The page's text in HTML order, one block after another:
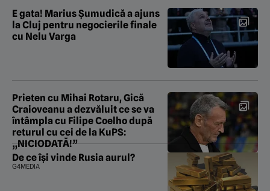
E gata! Marius Șumudică a ajuns
la Cluj pentru negocierile finale
cu Nelu Varga
Prieten cu Mihai Rotaru, Gică
Craioveanu a dezvăluit ce se va
întâmpla cu Filipe Coelho după
returul cu cei de la KuPS:
„NICIODATĂ!”
De ce își vinde Rusia aurul?
G4MEDIA